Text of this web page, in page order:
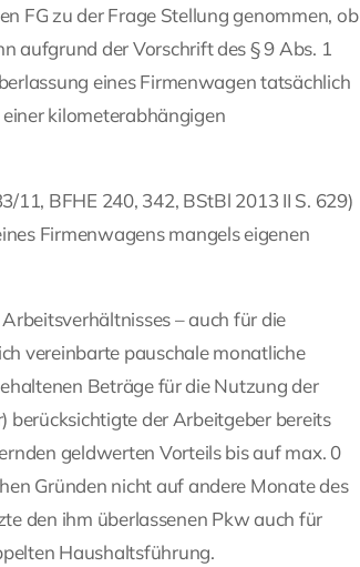
FG zu der Frage Stellung genommen, ob
aufgrund der Vorschrift des § 9 Abs. 1
eines Firmenwagen tatsächlich
kilometerabhängigen
11, BFHE 240, 342, BStBl 2013 II S. 629)
Firmenwagens mangels eigenen
– auch für die
vereinbarte pauschale monatliche
Beträge für die Nutzung der
berücksichtigte der Arbeitgeber bereits
geldwerten Vorteils bis auf max. 0
Gründen nicht auf andere Monate des
den ihm überlassenen Pkw auch für
Haushaltsführung.